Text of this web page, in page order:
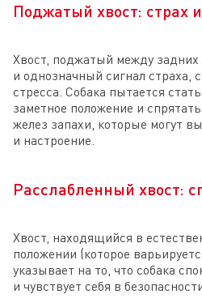
Поджатый хвост: страх
Хвост, поджатый между
и однозначный сигнал страха,
стресса. Собака пытается
заметное положение и
желез запахи, которые могут
и настроение.
Расслабленный хвост:
Хвост, находящийся в
положении (которое
указывает на то, что собака
и чувствует себя в